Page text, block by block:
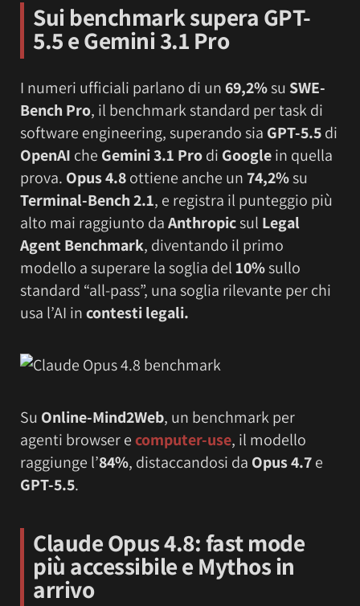
Sui benchmark supera GPT-
5.5 e Gemini 3.1 Pro
I numeri ufficiali parlano di un69,2%su SWE-
Bench Pro, il benchmark standard per task di
software engineering, superando sia GPT-5.5di
OpenAI che Gemini 3.1 Prodi Googlein quella
prova. Opus 4.8ottiene anche un74,2%su
Terminal-Bench 2.1, e registra il punteggio più
alto mai raggiunto daAnthropicsul Legal
Agent Benchmark, diventando il primo
modello a superare la soglia del10%sullo
standard “all-pass”, una soglia rilevante per chi
usa l’AI incontesti legali.
Su Online-Mind2Web, un benchmark per
agenti browser ecomputer-use, il modello
raggiunge l’84%, distaccandosi da Opus 4.7e
GPT-5.5.
Claude Opus 4.8: fast mode
più accessibile e Mythos in
arrivo